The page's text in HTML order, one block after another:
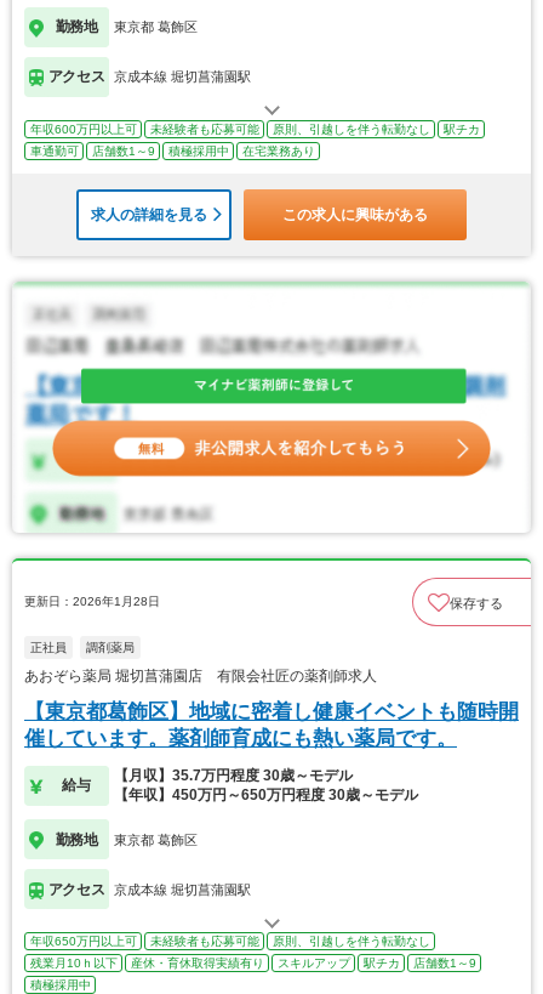
勤務地 東京都 葛飾区
アクセス 京成本線 堀切菖蒲園駅
年収600万円以上可 未経験者も応募可能 原則、引越しを伴う転勤なし
駅チカ
車通勤可
店舗数1～9 積極採用中 在宅業務あり
求人の詳細を見る この求人に興味がある
更新日：2026年1月28日 保存する
正社員 調剤薬局
あおぞら薬局 堀切菖蒲園店 有限会社匠の薬剤師求人
【東京都葛飾区】地域に密着し健康イベントも随時開
催しています。薬剤師育成にも熱い薬局です。
給与
【月収】35.7万円程度 30歳～モデル
【年収】450万円～650万円程度 30歳～モデル
勤務地 東京都 葛飾区
アクセス 京成本線 堀切菖蒲園駅
年収650万円以上可 未経験者も応募可能
原則、引越しを伴う転勤なし
残業月10ｈ以下
産休・育休取得実績有り スキルアップ 駅チカ
店舗数1～9
積極採用中